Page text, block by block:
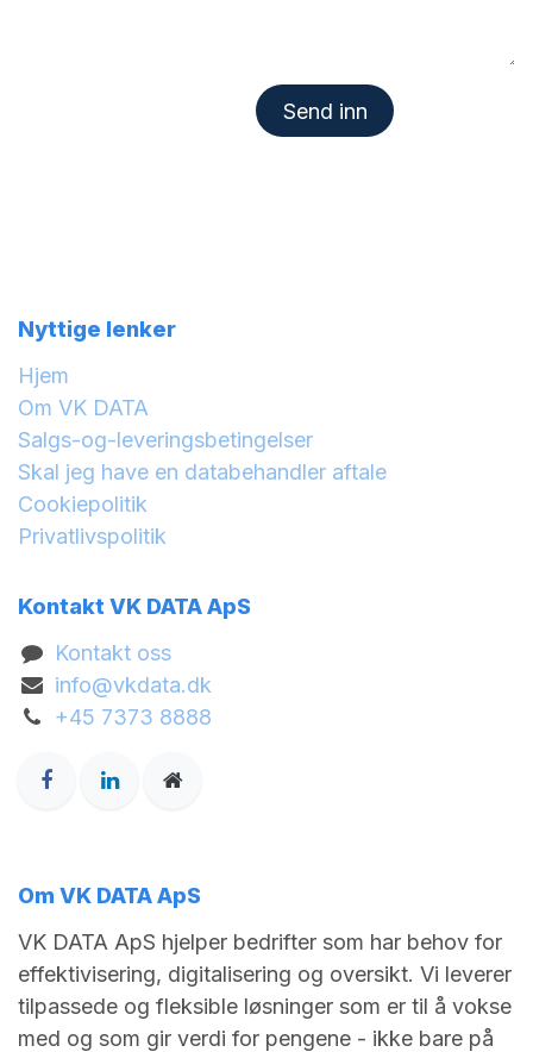
Send inn​​​​​​
Nyttige lenker
Hjem
Om VK DATA
Salgs-og-leveringsbetingelser
Skal jeg have en databehandler aftale
Cookiepolitik
Privatlivspolitik
Kontakt VK DATA ApS
Kontakt oss
info@vkdata.dk
+45 7373 8888
Om VK DATA ApS
VK DATA ApS hjelper bedrifter som har behov for
effektivisering, digitalisering og oversikt. Vi leverer
tilpassede og fleksible løsninger som er til å vokse
med og som gir verdi for pengene - ikke bare på